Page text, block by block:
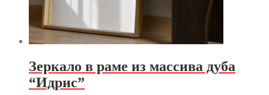
Зеркало в раме из массива дуба
“Идрис”